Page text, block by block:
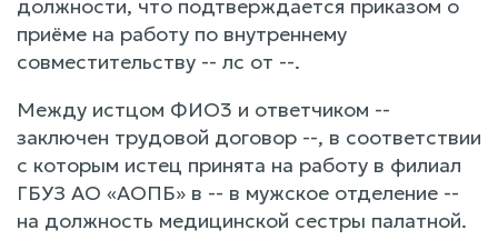
должности, что подтверждается приказом о
приёме на работу по внутреннему
совместительству -- лс от --.
Между истцом ФИО3 и ответчиком --
заключен трудовой договор --, в соответствии
с которым истец принята на работу в филиал
ГБУЗ АО «АОПБ» в -- в мужское отделение --
на должность медицинской сестры палатной.